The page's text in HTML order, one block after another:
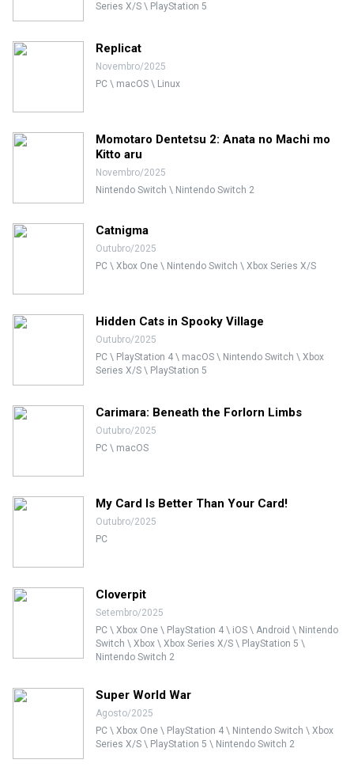
Series X/S \ PlayStation 5
Replicat
Novembro/2025
PC \ macOS \ Linux
Momotaro Dentetsu 2: Anata no Machi mo
Kitto aru
Novembro/2025
Nintendo Switch \ Nintendo Switch 2
Catnigma
Outubro/2025
PC \ Xbox One \ Nintendo Switch \ Xbox Series X/S
Hidden Cats in Spooky Village
Outubro/2025
PC \ PlayStation 4 \ macOS \ Nintendo Switch \ Xbox
Series X/S \ PlayStation 5
Carimara: Beneath the Forlorn Limbs
Outubro/2025
PC \ macOS
My Card Is Better Than Your Card!
Outubro/2025
PC
Cloverpit
Setembro/2025
PC \ Xbox One \ PlayStation 4 \ iOS \ Android \ Nintendo
Switch \ Xbox \ Xbox Series X/S \ PlayStation 5 \
Nintendo Switch 2
Super World War
Agosto/2025
PC \ Xbox One \ PlayStation 4 \ Nintendo Switch \ Xbox
Series X/S \ PlayStation 5 \ Nintendo Switch 2